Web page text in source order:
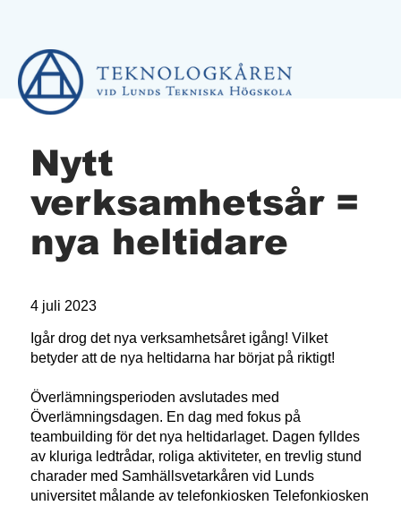
Nytt
verksamhetsår =
nya heltidare
4 juli 2023
Igår drog det nya verksamhetsåret igång! Vilket
betyder att de nya heltidarna har börjat på riktigt!
Överlämningsperioden avslutades med
Överlämningsdagen. En dag med fokus på
teambuilding för det nya heltidarlaget. Dagen fylldes
av kluriga ledtrådar, roliga aktiviteter, en trevlig stund
charader med Samhällsvetarkåren vid Lunds
universitet målande av telefonkiosken Telefonkiosken